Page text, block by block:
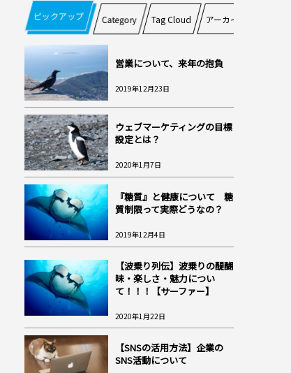
ピックアップ Category Tag Cloud アーカイブ
営業について、来年の抱負
2019年12月23日
ウェブマーケティングの目標
設定とは？
2020年1月7日
『糖質』と健康について 糖
質制限って実際どうなの？
2019年12月4日
【波乗り列伝】波乗りの醍醐
味・楽しさ・魅力につい
て！！！【サーファー】
2020年1月22日
【SNSの活用方法】企業の
SNS活動について